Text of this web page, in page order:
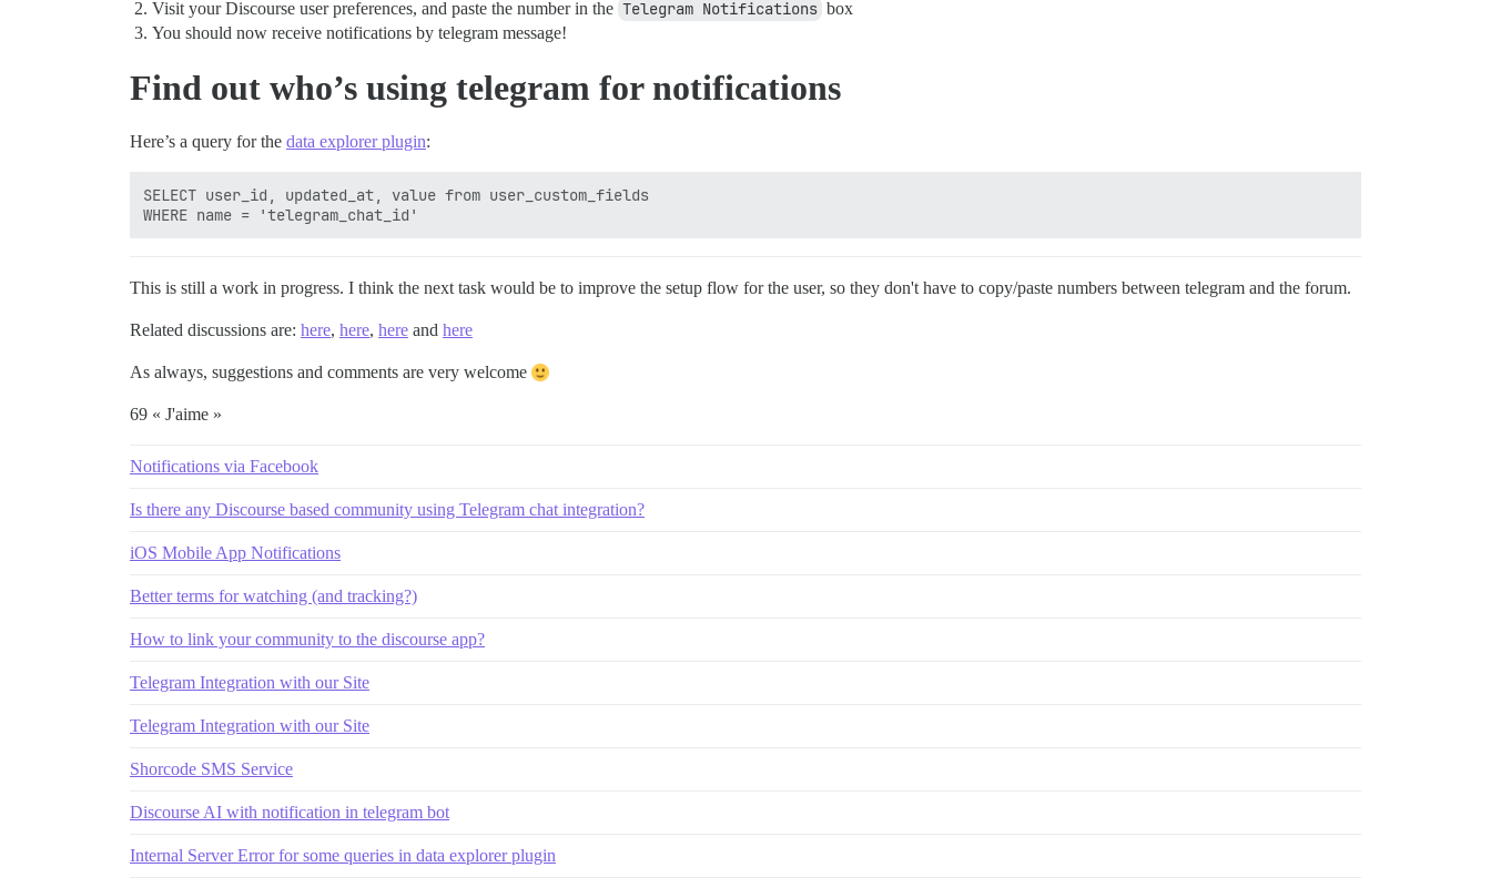
Visit your Discourse user preferences, and paste the number in the Telegram Notifications box
You should now receive notifications by telegram message!
Find out who’s using telegram for notifications
Here’s a query for the data explorer plugin:
SELECT user_id, updated_at, value from user_custom_fields
This is still a work in progress. I think the next task would be to improve the setup flow for the user, so they don't have to copy/paste numbers between telegram and the forum.
Related discussions are: here, here, here and here
As always, suggestions and comments are very welcome
69 « J'aime »
Notifications via Facebook
Is there any Discourse based community using Telegram chat integration?
iOS Mobile App Notifications
Better terms for watching (and tracking?)
How to link your community to the discourse app?
Telegram Integration with our Site
Telegram Integration with our Site
Shorcode SMS Service
Discourse AI with notification in telegram bot
Internal Server Error for some queries in data explorer plugin